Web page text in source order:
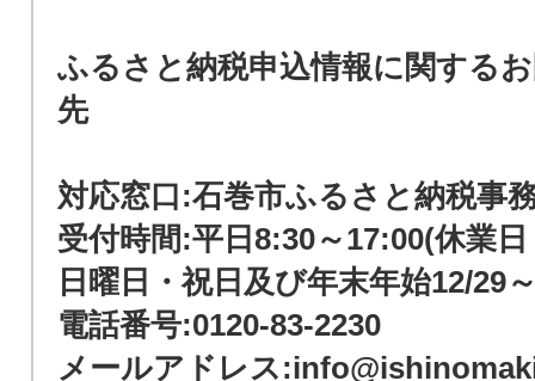
ふるさと納税申込情報に関する
先
対応窓口:石巻市ふるさと納税事
受付時間:平日8:30～17:00(休業
日曜日・祝日及び年末年始12/29
電話番号:0120-83-2230
メールアドレス